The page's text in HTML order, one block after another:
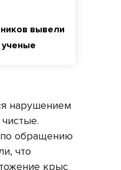
вывели
ученые
нарушением
по обращению
что
крыс